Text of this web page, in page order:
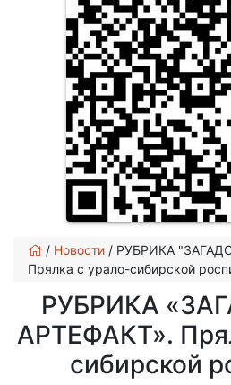
/ Новости / РУБРИКА
Прялка с урало-сибирской
РУБРИКА
АРТЕФАКТ».
сибирской